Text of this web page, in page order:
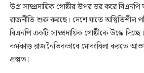
উগ্র সাম্প্রদায়িক গোষ্ঠীর উপর ভর করে
রাজনীতি শুরু করছে। দেশে যাতে অস্থিতিশীল
বিএনপি একটি সাম্প্রদায়িক গোষ্ঠীকে উস্কে
কর্মকাণ্ড রাজনৈতিকভাবে মোকাবিলা করতে
প্রস্তুত।